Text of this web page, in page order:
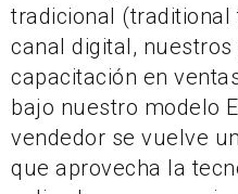
tradicional (traditional
canal digital,
capacitación en
bajo nuestro modelo
vendedor se vuelve
que aprovecha la